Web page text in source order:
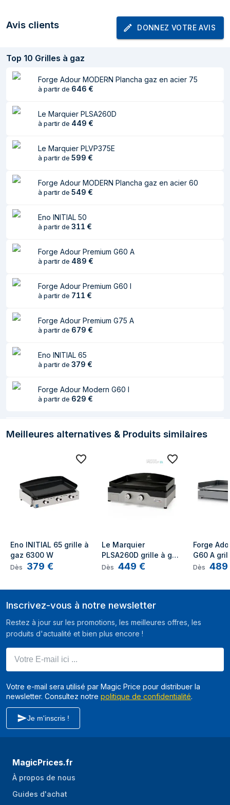
Placement de
Pose libre
Couleur du produit Noir, Acier
Assiettes lavables
en machine
commande
Matériau du
boîtier/corps
Matériau du brûleur Acier aluminisé
Matériau de la
surface de cuisson
Fonte
Revêtement de la
surface de cuisson
rayure
Puissance de
5000 W
Nombre de
brûleurs
1 zone(s)
Installation prise en
Extérieure
propane
30 mbar
Température (max) 360 °C
Avis clients DONNEZ VOTRE AVIS
Top 10 Grilles à gaz
Forge Adour MODERN Plancha gaz en acier 75
à partir de 646 €
Le Marquier PLSA260D
à partir de 449 €
Le Marquier PLVP375E
à partir de 599 €
Forge Adour MODERN Plancha gaz en acier 60
à partir de 549 €
Eno INITIAL 50
à partir de 311 €
Forge Adour Premium G60 A
à partir de 489 €
Forge Adour Premium G60 I
à partir de 711 €
Forge Adour Premium G75 A
à partir de 679 €
Eno INITIAL 65
à partir de 379 €
Forge Adour Modern G60 I
à partir de 629 €
Meilleures alternatives & Produits similaires
Eno INITIAL 65 grille à
gaz 6300 W
Dès 379 €
Le Marquier
PLSA260D grille à gaz
600 x 400 mm 5400
Dès 449 €
Forge
G60 A
x 405 mm
Dès 489
Inscrivez-vous à notre newsletter
Restez à jour sur les promotions, les meilleures offres, les
produits d'actualité et bien plus encore !
Votre e-mail sera utilisé par Magic Price pour distribuer la
newsletter. Consultez notre politique de confidentialité.
Je m'inscris !
MagicPrices.fr
À propos de nous
Guides d'achat